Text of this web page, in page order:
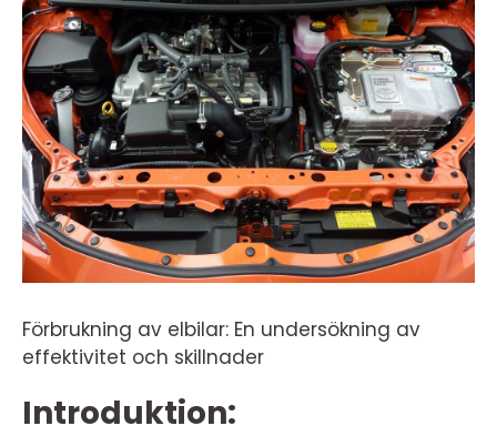
Förbrukning av elbilar: En undersökning av
effektivitet och skillnader
Introduktion: